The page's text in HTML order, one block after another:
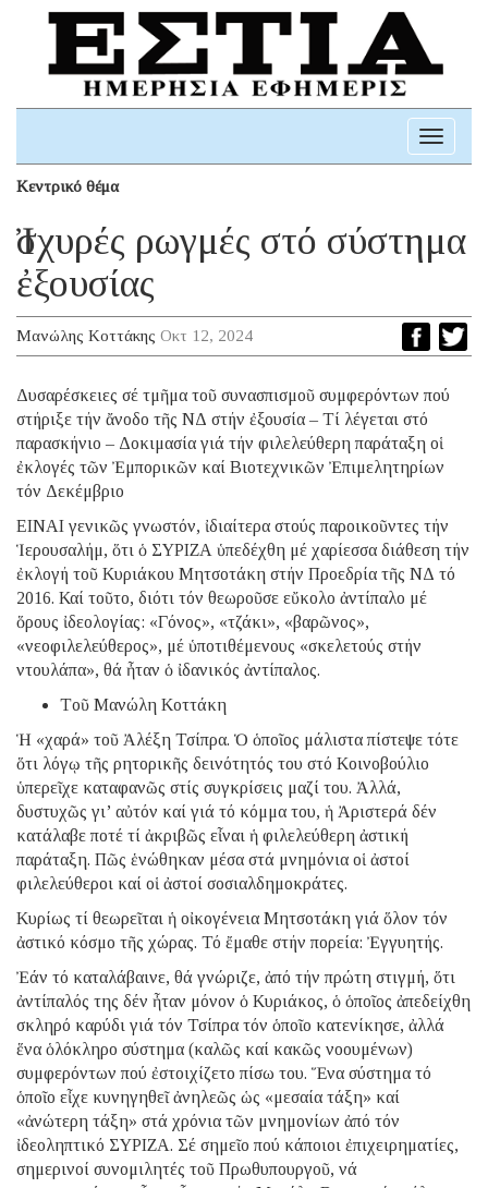
Toggle
Κεντρικό θέμα
Ἰσχυρές ρωγμές στό σύστημα
ἐξουσίας
Μανώλης Κοττάκης Οκτ 12, 2024
Δυσαρέσκειες σέ τμῆμα τοῦ συνασπισμοῦ συμφερόντων πού
στήριξε τήν ἄνοδο τῆς ΝΔ στήν ἐξουσία – Τί λέγεται στό
παρασκήνιο – Δοκιμασία γιά τήν φιλελεύθερη παράταξη οἱ
ἐκλογές τῶν Ἐμπορικῶν καί Βιοτεχνικῶν Ἐπιμελητηρίων
τόν Δεκέμβριο
ΕΙΝΑΙ γενικῶς γνωστόν, ἰδιαίτερα στούς παροικοῦντες τήν
Ἱερουσαλήμ, ὅτι ὁ ΣΥΡΙΖΑ ὑπεδέχθη μέ χαρίεσσα διάθεση τήν
ἐκλογή τοῦ Κυριάκου Μητσοτάκη στήν Προεδρία τῆς ΝΔ τό
2016. Καί τοῦτο, διότι τόν θεωροῦσε εὔκολο ἀντίπαλο μέ
ὅρους ἰδεολογίας: «Γόνος», «τζάκι», «βαρῶνος»,
«νεοφιλελεύθερος», μέ ὑποτιθέμενους «σκελετούς στήν
ντουλάπα», θά ἦταν ὁ ἰδανικός ἀντίπαλος.
Tοῦ Mανώλη Κοττάκη
Ἡ «χαρά» τοῦ Ἀλέξη Τσίπρα. Ὁ ὁποῖος μάλιστα πίστεψε τότε
ὅτι λόγῳ τῆς ρητορικῆς δεινότητός του στό Κοινοβούλιο
ὑπερεῖχε καταφανῶς στίς συγκρίσεις μαζί του. Ἀλλά,
δυστυχῶς γι’ αὐτόν καί γιά τό κόμμα του, ἡ Ἀριστερά δέν
κατάλαβε ποτέ τί ἀκριβῶς εἶναι ἡ φιλελεύθερη ἀστική
παράταξη. Πῶς ἑνώθηκαν μέσα στά μνημόνια οἱ ἀστοί
φιλελεύθεροι καί οἱ ἀστοί σοσιαλδημοκράτες.
Κυρίως τί θεωρεῖται ἡ οἰκογένεια Μητσοτάκη γιά ὅλον τόν
ἀστικό κόσμο τῆς χώρας. Τό ἔμαθε στήν πορεία: Ἐγγυητής.
Ἐάν τό καταλάβαινε, θά γνώριζε, ἀπό τήν πρώτη στιγμή, ὅτι
ἀντίπαλός της δέν ἦταν μόνον ὁ Κυριάκος, ὁ ὁποῖος ἀπεδείχθη
σκληρό καρύδι γιά τόν Τσίπρα τόν ὁποῖο κατενίκησε, ἀλλά
ἕνα ὁλόκληρο σύστημα (καλῶς καί κακῶς νοουμένων)
συμφερόντων πού ἐστοιχίζετο πίσω του. Ἕνα σύστημα τό
ὁποῖο εἶχε κυνηγηθεῖ ἀνηλεῶς ὡς «μεσαία τάξη» καί
«ἀνώτερη τάξη» στά χρόνια τῶν μνημονίων ἀπό τόν
ἰδεοληπτικό ΣΥΡΙΖΑ. Σέ σημεῖο πού κάποιοι ἐπιχειρηματίες,
σημερινοί συνομιλητές τοῦ Πρωθυπουργοῦ, νά